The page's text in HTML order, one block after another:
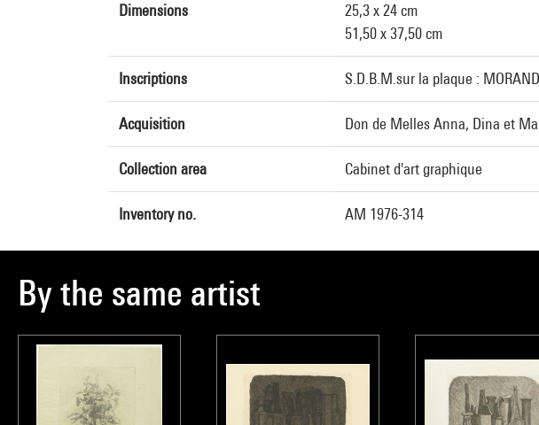
Dimensions
25,3 x 24 cm
51,50 x 37,50 cm
Inscriptions S.D.B.M.sur la plaque :
Acquisition Don de Melles Anna, Dina et
Collection area Cabinet d'art graphique
Inventory no. AM 1976-314
By the same artist